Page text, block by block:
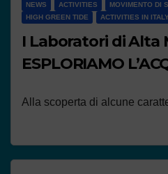
NEWS ACTIVITIES
MOVIMENTO DI
HIGH GREEN TIDE
ACTIVITIES IN ITALY
I Laboratori di Alta
ESPLORIAMO
Alla scoperta di alcune